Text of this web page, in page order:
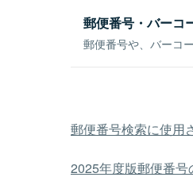
郵便番号・バーコ
郵便番号や、バーコ
郵便番号検索に使用
2025年度版郵便番号